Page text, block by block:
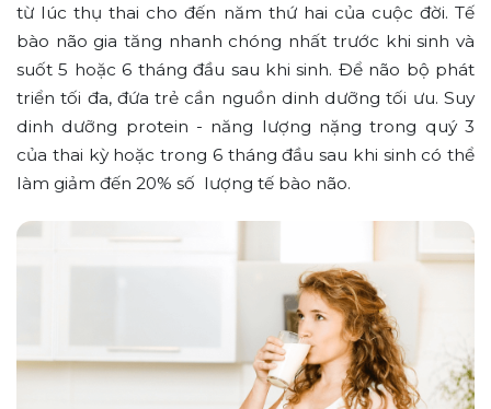
từ lúc thụ thai cho đến năm thứ hai của cuộc đời. Tế
bào não gia tăng nhanh chóng nhất trước khi sinh và
suốt 5 hoặc 6 tháng đầu sau khi sinh. Để não bộ phát
triển tối đa, đứa trẻ cần nguồn dinh dưỡng tối ưu. Suy
dinh dưỡng protein - năng lượng nặng trong quý 3
của thai kỳ hoặc trong 6 tháng đầu sau khi sinh có thể
làm giảm đến 20% số lượng tế bào não.